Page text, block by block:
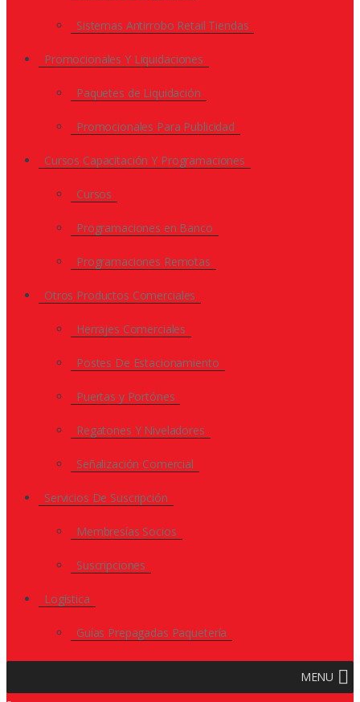
Sistemas Antirrobo Retail Tiendas
Promocionales Y Liquidaciones
Paquetes de Liquidación
Promocionales Para Publicidad
Cursos Capacitación Y Programaciones
Cursos
Programaciones en Banco
Programaciones Remotas
Otros Productos Comerciales
Herrajes Comerciales
Postes De Estacionamiento
Puertas y Portónes
Regatones Y Niveladores
Señalización Comercial
Servicios De Suscripción
Membresías Socios
Suscripciones
Logística
Guías Prepagadas Paquetería
MENU